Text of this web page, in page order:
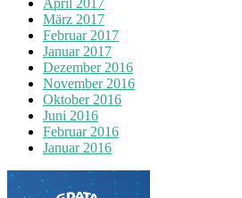
März 2017
Februar 2017
Januar 2017
Dezember 2016
November 2016
Oktober 2016
Juni 2016
Februar 2016
Januar 2016